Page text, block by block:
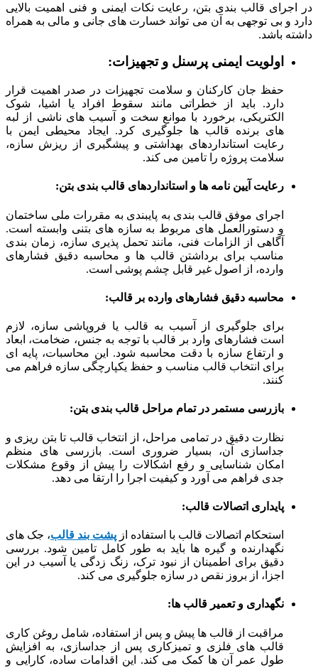
در اجرای قالب بندی بتن، رعایت نکات ایمنی و فنی اهمیت بالایی
دارد و بی توجهی به آن می تواند خسارت های جانی و مالی به همراه
داشته باشد.
اولویت ایمنی پرسنل و تجهیزات:
حفظ جان کارکنان و سلامت تجهیزات در صدر اهمیت قرار
دارد. باید از خطراتی مانند سقوط افراد یا اشیا، شوک
الکتریکی، برخورد با موانع سخت و آسیب های ناشی از لبه
های برنده قالب ها جلوگیری کرد. ایجاد محیطی ایمن با
رعایت استانداردهای بهداشتی و پیشگیری از ریزش سازه،
سلامت پروژه را تامین می کند.
رعایت آیین نامه ها و استانداردهای قالب بندی بتن:
اجرای موفق قالب بندی به پایبندی به مقررات ملی ساختمان
و دستورالعمل های مربوط به سازه های بتنی وابسته است.
آگاهی از الزامات فنی، مانند تحمل پذیری سازه، زمان بندی
مناسب برای برداشتن قالب ها و محاسبه دقیق فشارهای
وارده، از اصول غیر قابل چشم پوشی است.
محاسبه دقیق فشارهای وارده بر قالب:
برای جلوگیری از آسیب به قالب یا فروپاشی سازه، لازم
است فشارهای وارد بر قالب با توجه به جنس، ضخامت، ابعاد
و ارتفاع سازه با دقت محاسبه شود. این محاسبات، پایه ای
برای انتخاب قالب مناسب و حفظ یکپارچگی سازه فراهم می
کنند.
بازرسی مستمر در تمام مراحل قالب بندی بتن:
نظارت دقیق در تمامی مراحل، از انتخاب قالب تا بتن ریزی و
جداسازی آن، بسیار ضروری است. بازرسی های منظم
امکان شناسایی و رفع اشکالات را پیش از وقوع مشکلات
جدی فراهم می آورد و کیفیت اجرا را ارتقا می دهد.
پایداری اتصالات قالب:
استحکام اتصالات قالب با استفاده از پشت بند قالب، جک های
نگهدارنده و گیره ها باید به طور کامل تامین شود. بررسی
دقیق برای اطمینان از نبود ترک، زنگ زدگی یا آسیب در این
اجزا، از بروز نقص در سازه جلوگیری می کند.
نگهداری و تعمیر قالب ها:
مراقبت از قالب ها پیش و پس از استفاده، شامل روغن کاری
قالب های فلزی و تمیزکاری پس از جداسازی، به افزایش
طول عمر آن ها کمک می کند. این اقدامات ساده، کارایی و